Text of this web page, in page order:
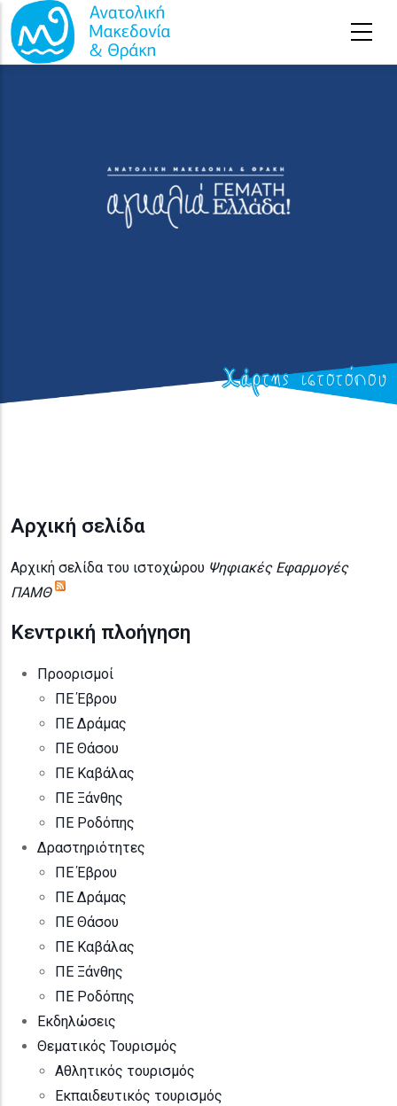
Παράκαμψη προς το κυρίως περιεχόμενο
Χάρτης ιστοτόπου
Αρχική σελίδα
Αρχική σελίδα του ιστοχώρου Ψηφιακές Εφαρμογές
ΠΑΜΘ
Κεντρική πλοήγηση
Προορισμοί
ΠΕ Έβρου
ΠΕ Δράμας
ΠΕ Θάσου
ΠΕ Καβάλας
ΠΕ Ξάνθης
ΠΕ Ροδόπης
Δραστηριότητες
ΠΕ Έβρου
ΠΕ Δράμας
ΠΕ Θάσου
ΠΕ Καβάλας
ΠΕ Ξάνθης
ΠΕ Ροδόπης
Εκδηλώσεις
Θεματικός Τουρισμός
Αθλητικός τουρισμός
Εκπαιδευτικός τουρισμός